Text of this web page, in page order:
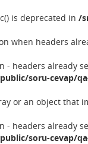
is deprecated in /
when headers
- headers already
soru-cevap/
or an object that
- headers already
soru-cevap/